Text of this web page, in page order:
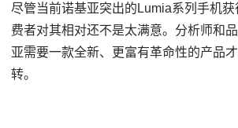
尽管当前诺基亚突出的Lumia系列手机
费者对其相对还不是太满意。分析师和
亚需要一款全新、更富有革命性的产品
转。